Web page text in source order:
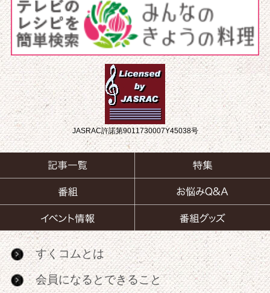
JASRAC許諾第9011730007Y45038号
すくコムとは
会員になるとできること